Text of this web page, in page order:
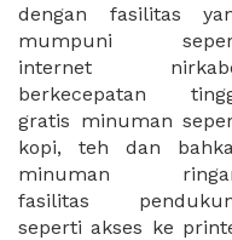
dengan fasilitas
mumpuni
internet
berkecepatan
gratis minuman
kopi, teh dan
minuman
fasilitas
seperti akses ke
membantu Anda
menemukan
atau jaringan
yang dapat
mengembangkan
Anda ketika bekerja
coworking space